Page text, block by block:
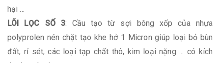
hại ...
LÕI LỌC SỐ 3: Cầu tạo từ sợi bông xốp của nhựa
polyprolen nén chặt tạo khe hở 1 Micron giúp loại bỏ bùn
đất, rỉ sét, các loại tạp chất thô, kim loại nặng ... có kích